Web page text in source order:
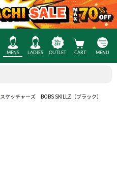
MENS LADIES OUTLET CART MENU
スケッチャーズ BOBS SKILLZ（ブラック）